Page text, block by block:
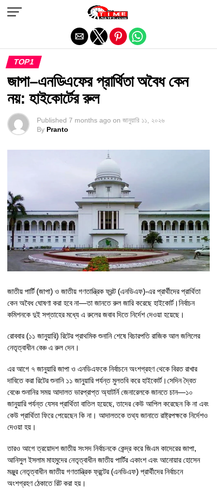
TOP1
জাপা–এনডিএফের প্রার্থিতা অবৈধ কেন
নয়: হাইকোর্টের রুল
Published 7 months ago on জানুয়ারি ১১, ২০২৬
By Pranto
জাতীয় পার্টি (জাপা) ও জাতীয় গণতান্ত্রিক ফ্রন্ট (এনডিএফ)-এর প্রার্থীদের প্রার্থিতা
কেন অবৈধ ঘোষণা করা হবে না—তা জানতে রুল জারি করেছে হাইকোর্ট।নির্বাচন
কমিশনকে দুই সপ্তাহের মধ্যে এ রুলের জবাব দিতে নির্দেশ দেওয়া হয়েছে।
রোববার (১১ জানুয়ারি) রিটের প্রাথমিক শুনানি শেষে বিচারপতি রাজিক আল জলিলের
নেতৃত্বাধীন বেঞ্চ এ রুল দেন।
এর আগে ৭ জানুয়ারি জাপা ও এনডিএফকে নির্বাচনে অংশগ্রহণ থেকে বিরত রাখার
দাবিতে করা রিটের শুনানি ১১ জানুয়ারি পর্যন্ত মুলতবি করে হাইকোর্ট।সেদিন দ্বৈত
বেঞ্চে শুনানির সময় আদালত ভারপ্রাপ্ত অ্যাটর্নি জেনারেলকে জানতে চান—১০
জানুয়ারি পর্যন্ত যেসব প্রার্থিতা বাতিল হয়েছে, তাদের কেউ আপিল করেছেন কি না এবং
কেউ প্রার্থিতা ফিরে পেয়েছেন কি না। আদালতকে তথ্য জানাতে রাষ্ট্রপক্ষকে নির্দেশও
দেওয়া হয়।
তারও আগে ত্রয়োদশ জাতীয় সংসদ নির্বাচনকে কেন্দ্র করে জিএম কাদেরের জাপা,
আনিসুল ইসলাম মাহমুদের নেতৃত্বাধীন জাতীয় পার্টির একাংশ এবং আনোয়ার হোসেন
মঞ্জুর নেতৃত্বাধীন জাতীয় গণতান্ত্রিক ফ্রন্টের (এনডিএফ) প্রার্থীদের নির্বাচনে
অংশগ্রহণ ঠেকাতে রিট করা হয়।
Exit mobile version